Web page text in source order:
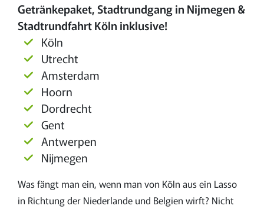
Getränkepaket, Stadtrundgang in Nijmegen &
Stadtrundfahrt Köln inklusive!
Köln
Utrecht
Amsterdam
Hoorn
Dordrecht
Gent
Antwerpen
Nijmegen
Was fängt man ein, wenn man von Köln aus ein Lasso
in Richtung der Niederlande und Belgien wirft? Nicht